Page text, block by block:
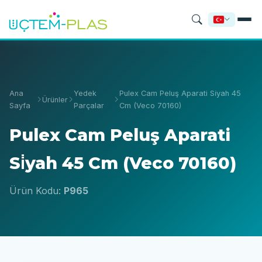
Ana
Sayfa
Ürünler
Yedek
Parçalar
Pulex Cam Peluş Aparati Si̇yah 45
Cm (Veco 70160)
Pulex Cam Peluş Aparati
Si̇yah 45 Cm (Veco 70160)
Ürün Kodu: P965